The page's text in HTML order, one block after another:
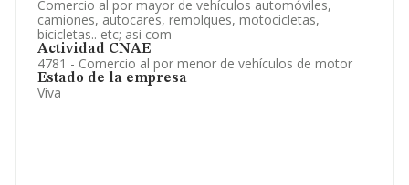
Comercio al por mayor de vehículos automóviles,
camiones, autocares, remolques, motocicletas,
bicicletas.. etc; asi com
Actividad CNAE
4781 - Comercio al por menor de vehículos de motor
Estado de la empresa
Viva